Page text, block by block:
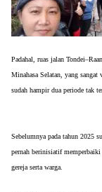
Padahal, ruas jalan
Minahasa Selatan, yang
sudah hampir dua periode tak
Sebelumnya pada tahun 2025
pernah berinisiatif memperbaiki
gereja serta warga.